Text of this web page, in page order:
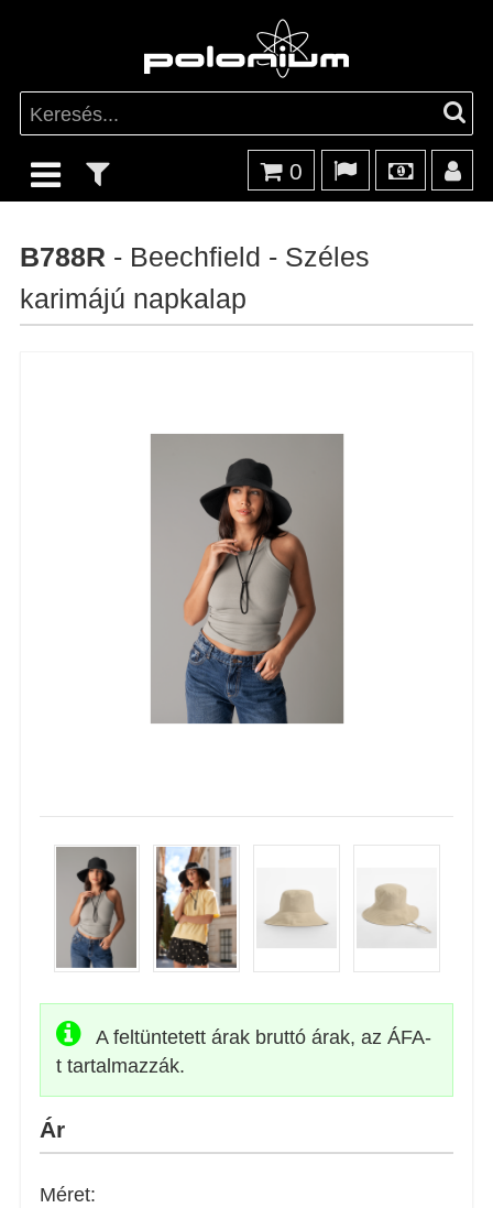
0
B788R - Beechfield - Széles
karimájú napkalap
A feltüntetett árak bruttó árak, az ÁFA-
t tartalmazzák.
Ár
Méret: